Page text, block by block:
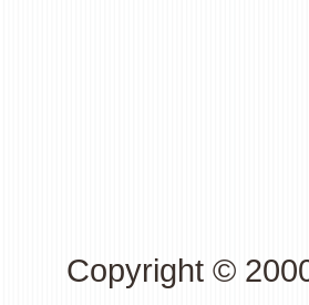
Copyright ©